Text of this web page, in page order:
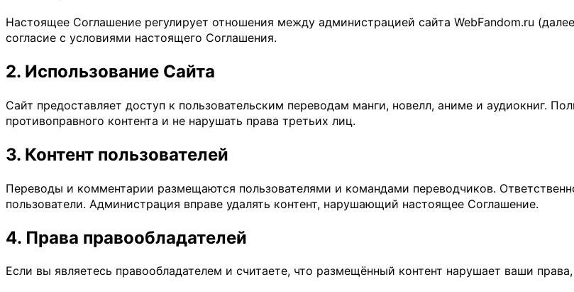
Настоящее Соглашение регулирует отношения между администрацией сайта WebFandom.ru
согласие с условиями настоящего Соглашения.
2. Использование Сайта
Сайт предоставляет доступ к пользовательским переводам манги, новелл, аниме и аудиокниг.
противоправного контента и не нарушать права третьих лиц.
3. Контент пользователей
Переводы и комментарии размещаются пользователями и командами переводчиков.
пользователи. Администрация вправе удалять контент, нарушающий настоящее Соглашение.
4. Права правообладателей
Если вы являетесь правообладателем и считаете, что размещённый контент нарушает ваши